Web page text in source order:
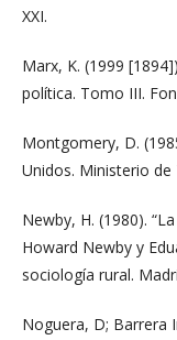
XXI.
Marx, K. (1999
política. Tomo III.
Montgomery, D.
Unidos. Ministerio de
Newby, H. (1980).
Howard Newby y
sociología rural.
Noguera, D; Barrera